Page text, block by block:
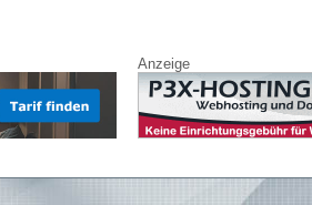
Anzeige